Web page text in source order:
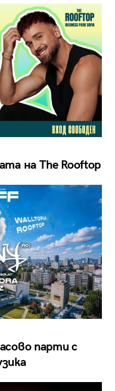
на The Rooftop
парти с